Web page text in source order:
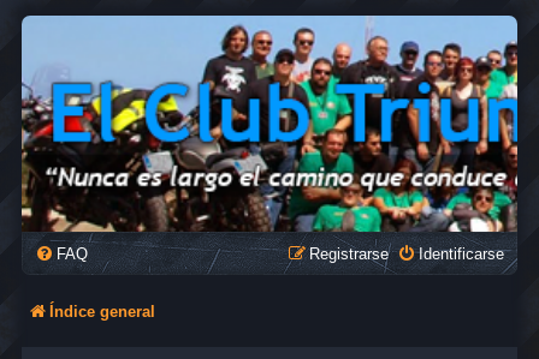
FAQ Identificarse
Registrarse
Índice general